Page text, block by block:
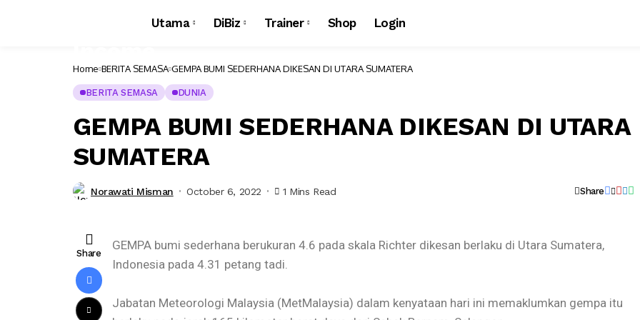
Utama DiBiz Trainer Shop Login
Home BERITA SEMASA GEMPA BUMI SEDERHANA DIKESAN DI UTARA SUMATERA
BERITA SEMASA DUNIA
GEMPA BUMI SEDERHANA DIKESAN DI UTARA
SUMATERA
Norawati Misman October 6, 2022 1 Mins Read Share
Share
GEMPA bumi sederhana berukuran 4.6 pada skala Richter dikesan berlaku di Utara Sumatera,
Indonesia pada 4.31 petang tadi.
Jabatan Meteorologi Malaysia (MetMalaysia) dalam kenyataan hari ini memaklumkan gempa itu